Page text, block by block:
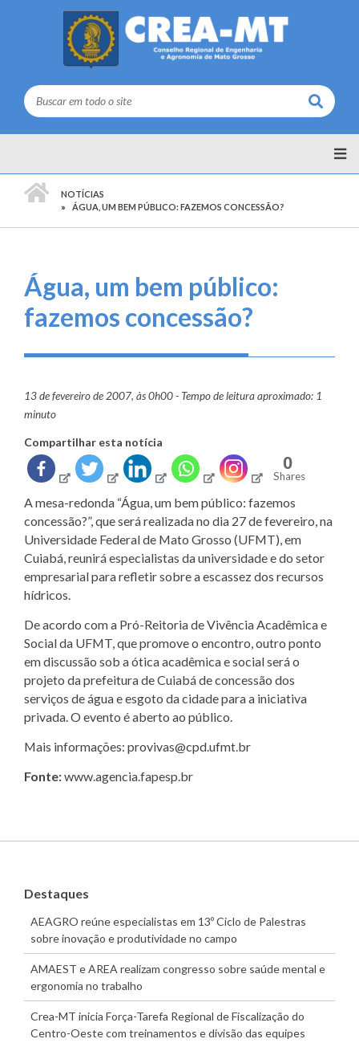
Buscar
NOTÍCIAS
ÁGUA, UM BEM PÚBLICO: FAZEMOS CONCESSÃO?
Água, um bem público:
fazemos concessão?
13 de fevereiro de 2007, às 0h00 - Tempo de leitura aproximado: 1
minuto
Compartilhar esta notícia
0
Shares
A mesa-redonda “Água, um bem público: fazemos
concessão?”, que será realizada no dia 27 de fevereiro, na
Universidade Federal de Mato Grosso (UFMT), em
Cuiabá, reunirá especialistas da universidade e do setor
empresarial para refletir sobre a escassez dos recursos
hídricos.
De acordo com a Pró-Reitoria de Vivência Acadêmica e
Social da UFMT, que promove o encontro, outro ponto
em discussão sob a ótica acadêmica e social será o
projeto da prefeitura de Cuiabá de concessão dos
serviços de água e esgoto da cidade para a iniciativa
privada. O evento é aberto ao público.
Mais informações: provivas@cpd.ufmt.br
Fonte:www.agencia.fapesp.br
Destaques
AEAGRO reúne especialistas em 13º Ciclo de Palestras
sobre inovação e produtividade no campo
AMAEST e AREA realizam congresso sobre saúde mental e
ergonomia no trabalho
Crea-MT inicia Força-Tarefa Regional de Fiscalização do
Centro-Oeste com treinamentos e divisão das equipes